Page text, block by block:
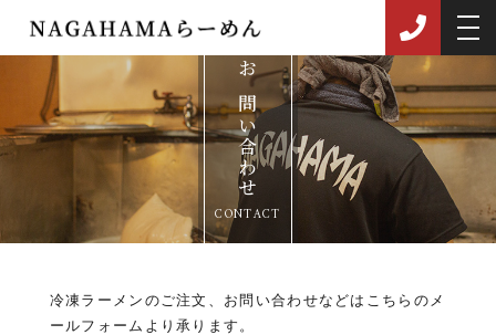
お問い合わせ
CONTACT
冷凍ラーメンのご注文、お問い合わせなどはこちらのメ
ールフォームより承ります。